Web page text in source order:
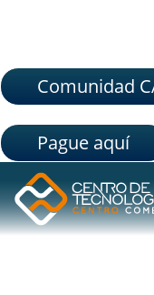
Comunidad
Pague aquí